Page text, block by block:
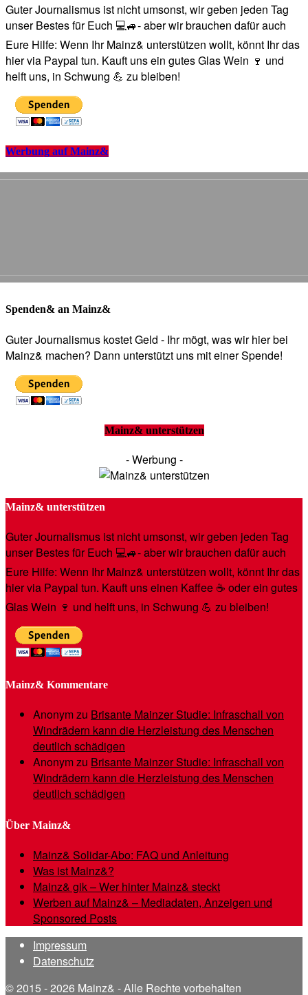
Guter Journalismus ist nicht umsonst, wir geben jeden Tag
unser Bestes für Euch 💻🚙- aber wir brauchen dafür auch
Eure Hilfe: Wenn Ihr Mainz& unterstützen wollt, könnt Ihr das
hier via Paypal tun. Kauft uns ein gutes Glas Wein 🍷 und
helft uns, in Schwung 💪 zu bleiben!
Werbung auf Mainz&
Spenden& an Mainz&
Guter Journalismus kostet Geld - Ihr mögt, was wir hier bei
Mainz& machen? Dann unterstützt uns mit einer Spende!
Mainz& unterstützen
- Werbung -
Mainz& unterstützen
Guter Journalismus ist nicht umsonst, wir geben jeden Tag
unser Bestes für Euch 💻🚙- aber wir brauchen dafür auch
Eure Hilfe: Wenn Ihr Mainz& unterstützen wollt, könnt Ihr das
hier via Paypal tun. Kauft uns einen Kaffee ☕️ oder ein gutes
Glas Wein 🍷 und helft uns, in Schwung 💪 zu bleiben!
Mainz& Kommentare
Anonymzu Brisante Mainzer Studie: Infraschall von
Windrädern kann die Herzleistung des Menschen
deutlich schädigen
Anonymzu Brisante Mainzer Studie: Infraschall von
Windrädern kann die Herzleistung des Menschen
deutlich schädigen
Über Mainz&
Mainz& Solidar-Abo: FAQ und Anleitung
Was ist Mainz&?
Mainz& gik – Wer hinter Mainz& steckt
Werben auf Mainz& – Mediadaten, Anzeigen und
Sponsored Posts
Impressum
Datenschutz
© 2015 - 2026 Mainz& - Alle Rechte vorbehalten